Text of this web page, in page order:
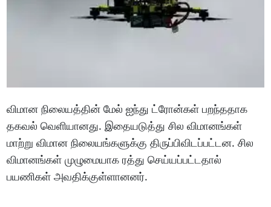
விமான நிலையத்தின் மேல் ஐந்து ட்ரோன்கள் பறந்ததாக
தகவல் வெளியானது. இதையடுத்து சில விமானங்கள்
மாற்று விமான நிலையங்களுக்கு திருப்பிவிடப்பட்டன. சில
விமானங்கள் முழுமையாக ரத்து செய்யப்பட்டதால்
பயணிகள் அவதிக்குள்ளானனர்.